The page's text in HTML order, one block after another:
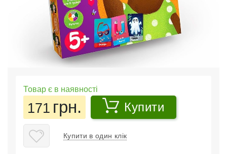
Товар є в наявності
171 грн. Купити
Купити в один клік